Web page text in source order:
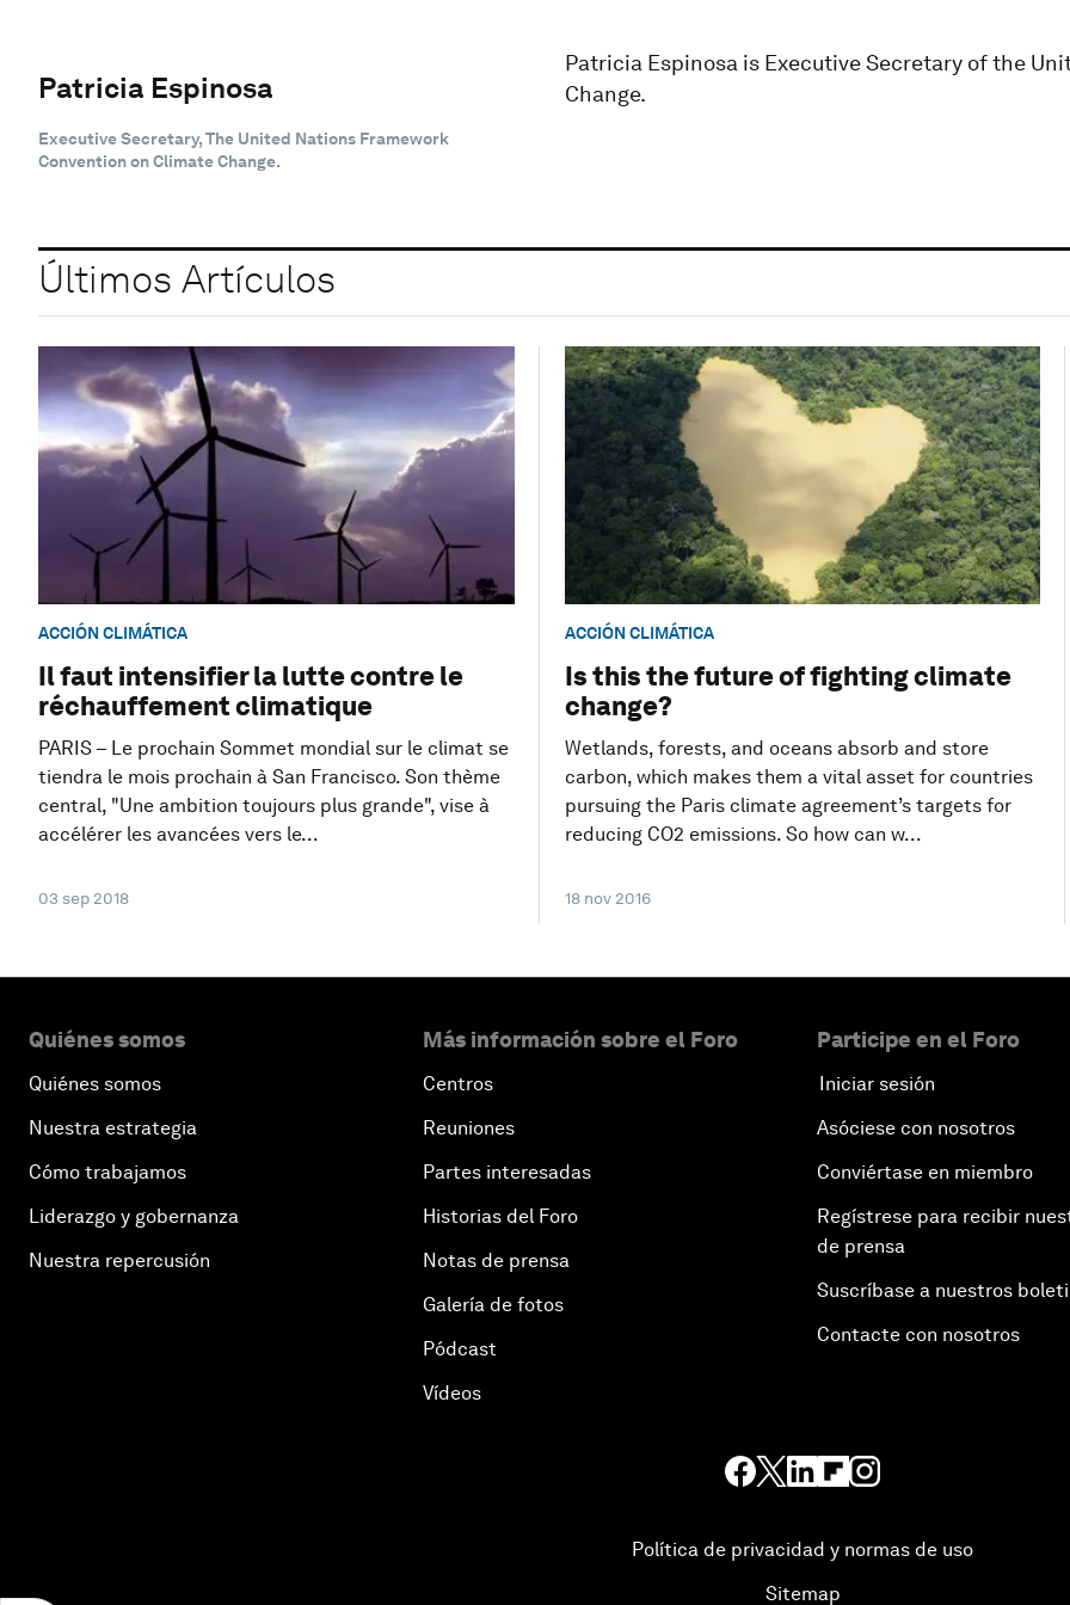
Patricia Espinosa
Executive Secretary, The United Nations Framework
Convention on Climate Change.
Patricia Espinosa is Executive Secretary of the
Change.
Últimos Artículos
ACCIÓN CLIMÁTICA
Il faut intensifier la lutte contre le
réchauffement climatique
PARIS – Le prochain Sommet mondial sur le climat se
tiendra le mois prochain à San Francisco. Son thème
central, "Une ambition toujours plus grande", vise à
accélérer les avancées vers le...
03 sep 2018
ACCIÓN CLIMÁTICA
Is this the future of fighting climate
change?
Wetlands, forests, and oceans absorb and store
carbon, which makes them a vital asset for countries
pursuing the Paris climate agreement’s targets for
reducing CO2 emissions. So how can w...
18 nov 2016
Quiénes somos
Quiénes somos
Nuestra estrategia
Cómo trabajamos
Liderazgo y gobernanza
Nuestra repercusión
Más información sobre el Foro
Centros
Reuniones
Partes interesadas
Historias del Foro
Notas de prensa
Galería de fotos
Pódcast
Vídeos
Participe en el Foro
Iniciar sesión
Asóciese con nosotros
Conviértase en miembro
Regístrese para recibir
de prensa
Suscríbase a nuestros
Contacte con nosotros
Política de privacidad y normas de uso
Sitemap